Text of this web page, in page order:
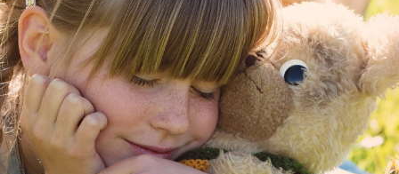
Sote
Menu
Asiakkaille